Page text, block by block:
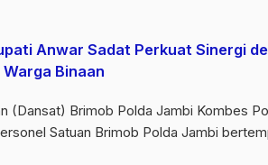
Anwar Sadat Perkuat Sinergi
Binaan
(Dansat) Brimob Polda Jambi Kombes
Satuan Brimob Polda Jambi